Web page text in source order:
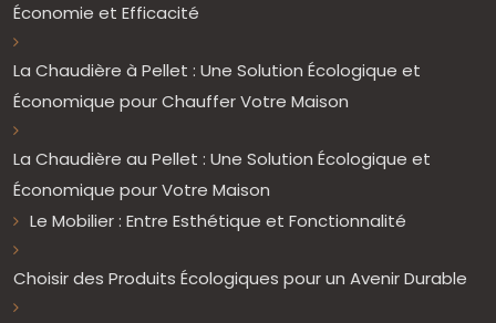
Économie et Efficacité
La Chaudière à Pellet : Une Solution Écologique et
Économique pour Chauffer Votre Maison
La Chaudière au Pellet : Une Solution Écologique et
Économique pour Votre Maison
Le Mobilier : Entre Esthétique et Fonctionnalité
Choisir des Produits Écologiques pour un Avenir Durable